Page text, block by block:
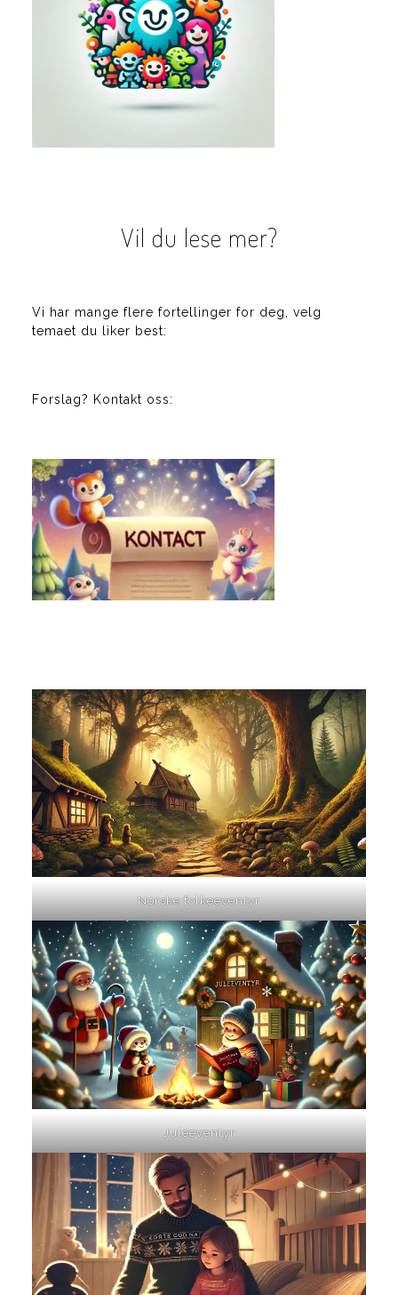
Vil du lese mer?
Vi har mange flere fortellinger for deg, velg
temaet du liker best:
Forslag? Kontakt oss:
Norske folkeeventyr
Juleeventyr